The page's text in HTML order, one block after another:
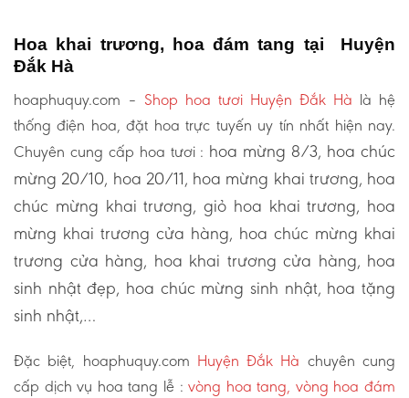
Hoa khai trương, hoa đám tang tại Huyện
Đắk Hà
hoaphuquy.com – Shop hoa tươi Huyện Đắk Hà là hệ
thống điện hoa, đặt hoa trực tuyến uy tín nhất hiện nay.
Chuyên cung cấp hoa tươi : hoa mừng 8/3, hoa chúc
mừng 20/10, hoa 20/11, hoa mừng khai trương, hoa
chúc mừng khai trương, giỏ hoa khai trương, hoa
mừng khai trương cửa hàng, hoa chúc mừng khai
trương cửa hàng, hoa khai trương cửa hàng, hoa
sinh nhật đẹp, hoa chúc mừng sinh nhật, hoa tặng
sinh nhật,…
Đặc biệt, hoaphuquy.com Huyện Đắk Hà chuyên cung
cấp dịch vụ hoa tang lễ :vòng hoa tang, vòng hoa đám